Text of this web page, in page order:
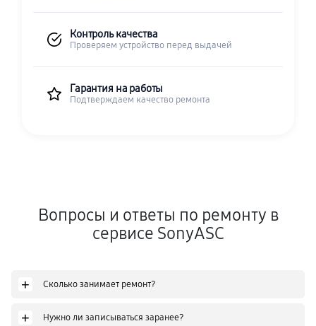
Контроль качества
Проверяем устройство перед выдачей
Гарантия на работы
Подтверждаем качество ремонта
Вопросы и ответы по ремонту в
сервисе SonyASC
+ Сколько занимает ремонт?
+ Нужно ли записываться заранее?